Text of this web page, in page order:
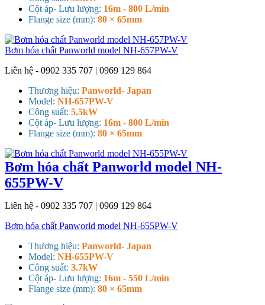
Cột áp- Lưu lượng: 16m - 800 L/min
Flange size (mm): 80 × 65mm
Bơm hóa chất Panworld model NH-657PW-V
Liên hệ - 0902 335 707 | 0969 129 864
Thương hiệu: Panworld- Japan
Model: NH-657PW-V
Công suất: 5.5kW
Cột áp- Lưu lượng: 16m - 800 L/min
Flange size (mm): 80 × 65mm
Bơm hóa chất Panworld model NH-
655PW-V
Liên hệ - 0902 335 707 | 0969 129 864
Bơm hóa chất Panworld model NH-655PW-V
Thương hiệu: Panworld- Japan
Model: NH-655PW-V
Công suất: 3.7kW
Cột áp- Lưu lượng: 16m - 550 L/min
Flange size (mm): 80 × 65mm